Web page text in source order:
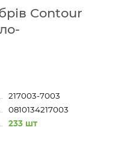
Contour
217003-7003
0810134217003
233 шт